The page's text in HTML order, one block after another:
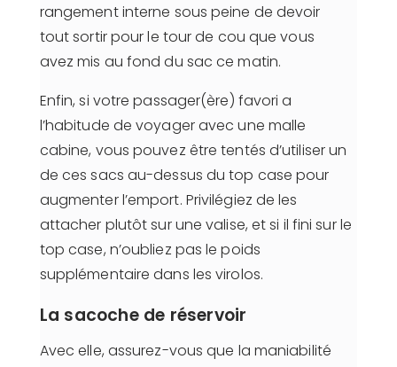
rangement interne sous peine de devoir
tout sortir pour le tour de cou que vous
avez mis au fond du sac ce matin.
Enfin, si votre passager(ère) favori a
l’habitude de voyager avec une malle
cabine, vous pouvez être tentés d’utiliser un
de ces sacs au-dessus du top case pour
augmenter l’emport. Privilégiez de les
attacher plutôt sur une valise, et si il fini sur le
top case, n’oubliez pas le poids
supplémentaire dans les virolos.
La sacoche de réservoir
Avec elle, assurez-vous que la maniabilité